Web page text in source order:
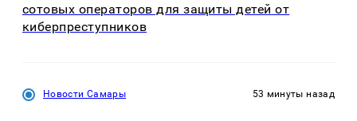
сотовых операторов для защиты детей от
киберпреступников
Новости Самары 53 минуты назад